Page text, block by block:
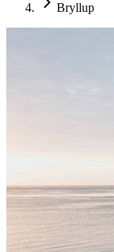
Bryllup